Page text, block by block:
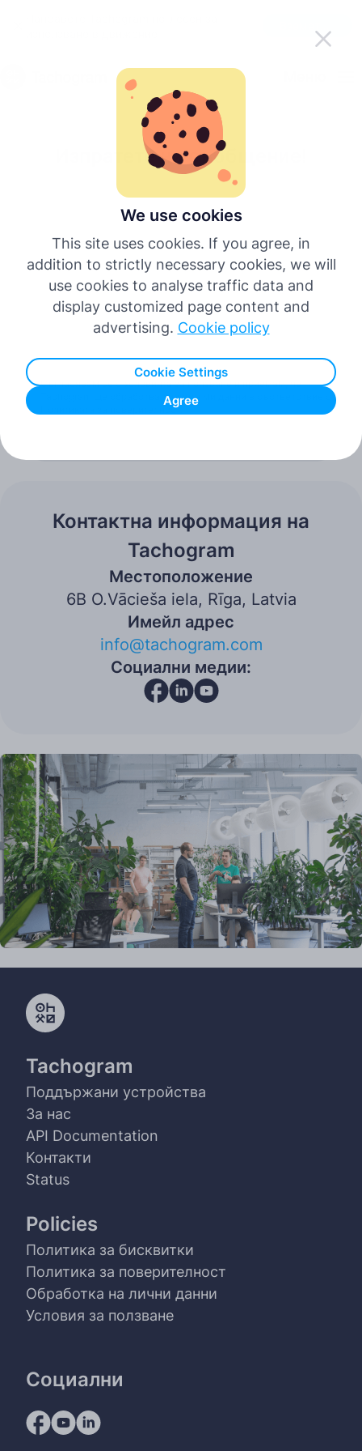
We use cookies
This site uses cookies. If you agree, in
addition to strictly necessary cookies, we will
use cookies to analyse traffic data and
display customized page content and
advertising. Cookie policy
Cookie Settings
Agree
Français
Italiano
Контактна информация на
Tachogram
Местоположение
6B O.Vācieša iela, Rīga, Latvia
Имейл адрес
info@tachogram.com
Социални медии:
Изпратете ни съобщение!
Съгласявам се с Условията за ползване и приемам, че
Tachogram ще обработва личните ми данни в съответствие с
Политиката за поверителност.
Tachogram
Поддържани устройства
За нас
API Documentation
Контакти
Status
Policies
Политика за бисквитки
Политика за поверителност
Обработка на лични данни
Условия за ползване
Социални